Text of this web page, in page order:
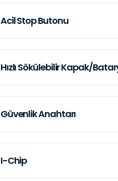
Acil Stop Butonu
Hızlı Sökülebilir Kapak/
Güvenlik Anahtarı
I-Chip